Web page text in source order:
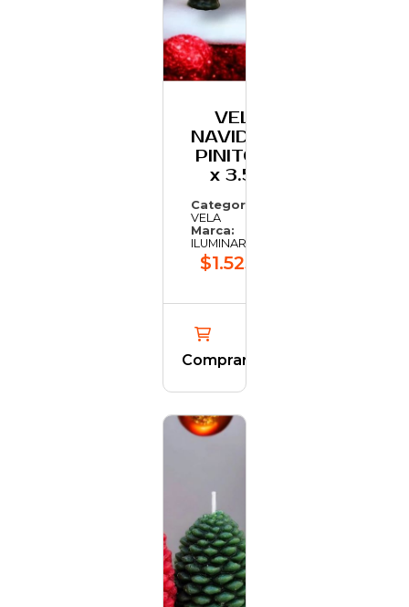
VELA
NAVIDENA
PINITO 10
x 3.5 c
Categoría:
VELA
Marca:
ILUMINARTE
$1.523,89
Comprar